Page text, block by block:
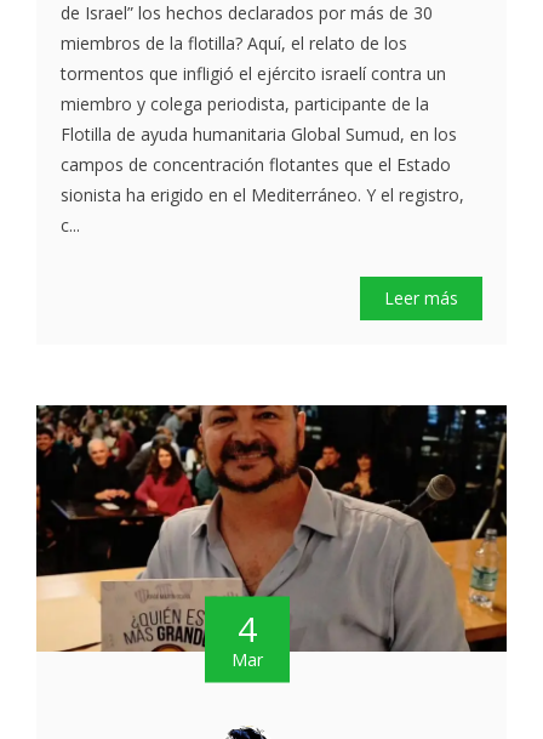
de Israel” los hechos declarados por más de 30
miembros de la flotilla? Aquí, el relato de los
tormentos que infligió el ejército israelí contra un
miembro y colega periodista, participante de la
Flotilla de ayuda humanitaria Global Sumud, en los
campos de concentración flotantes que el Estado
sionista ha erigido en el Mediterráneo. Y el registro,
c...
Leer más
4
Mar